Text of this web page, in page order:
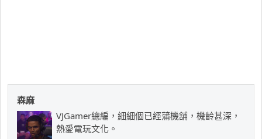
森麻
VJGamer總編，細細個已經蒲機舖，機齡甚深，
熱愛電玩文化。